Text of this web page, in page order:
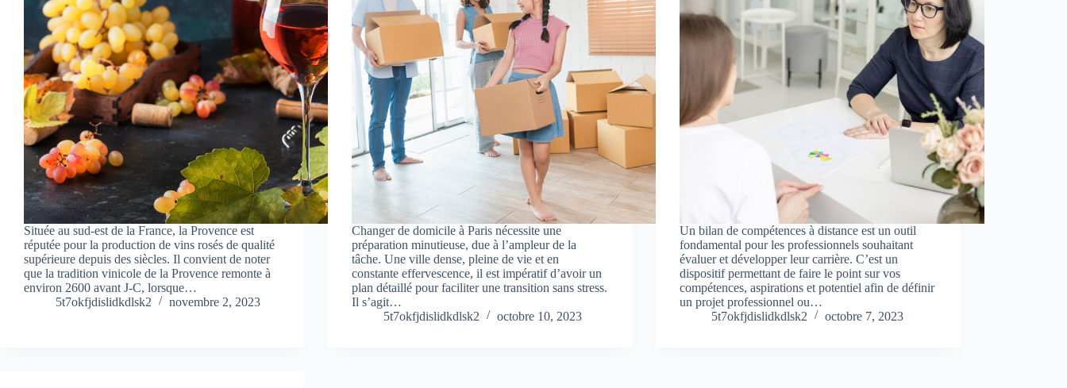
Située au sud-est de la France, la Provence est
réputée pour la production de vins rosés de qualité
supérieure depuis des siècles. Il convient de noter
que la tradition vinicole de la Provence remonte à
environ 2600 avant J-C, lorsque…
5t7okfjdislidkdlsk2
novembre 2, 2023
Changer de domicile à Paris nécessite une
préparation minutieuse, due à l’ampleur de la
tâche. Une ville dense, pleine de vie et en
constante effervescence, il est impératif d’avoir un
plan détaillé pour faciliter une transition sans stress.
Il s’agit…
5t7okfjdislidkdlsk2
octobre 10, 2023
Un bilan de compétences à distance est un outil
fondamental pour les professionnels souhaitant
évaluer et développer leur carrière. C’est un
dispositif permettant de faire le point sur vos
compétences, aspirations et potentiel afin de définir
un projet professionnel ou…
5t7okfjdislidkdlsk2
octobre 7, 2023